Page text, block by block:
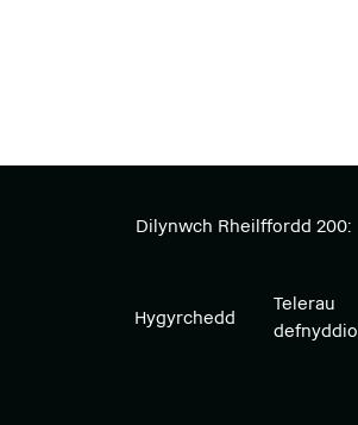
Dilynwch Rheilffordd 200:
Hygyrchedd
Telerau
defnyddio